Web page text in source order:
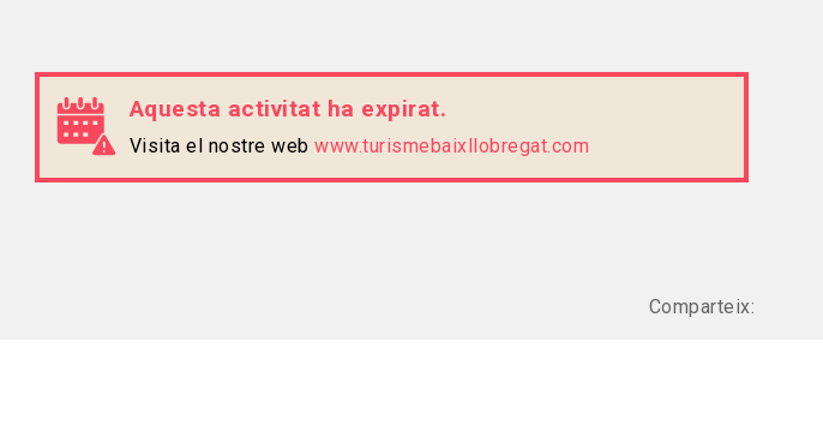
Aquesta activitat ha expirat.
Visita el nostre web www.turismebaixllobregat.com
Comparteix: